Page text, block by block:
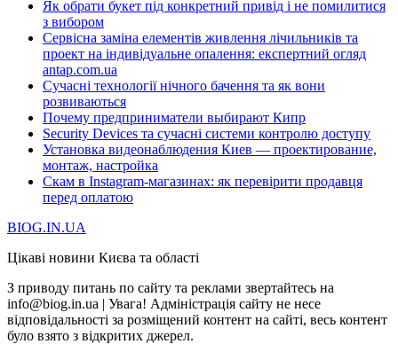
Як обрати букет під конкретний привід і не помилитися
з вибором
Сервісна заміна елементів живлення лічильників та
проект на індивідуальне опалення: експертний огляд
antap.com.ua
Сучасні технології нічного бачення та як вони
розвиваються
Почему предприниматели выбирают Кипр
Security Devices та сучасні системи контролю доступу
Установка видеонаблюдения Киев — проектирование,
монтаж, настройка
Скам в Instagram-магазинах: як перевірити продавця
перед оплатою
BIOG.IN.UA
Цікаві новини Києва та області
З приводу питань по сайту та реклами звертайтесь на
info@biog.in.ua | Увага! Адміністрація сайту не несе
відповідальності за розміщений контент на сайті, весь контент
було взято з відкритих джерел.